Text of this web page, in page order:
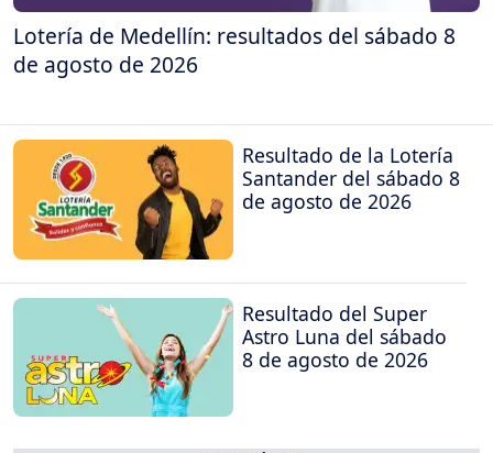
Lotería de Medellín: resultados del sábado 8
de agosto de 2026
Resultado de la Lotería
Santander del sábado 8
de agosto de 2026
Resultado del Super
Astro Luna del sábado
8 de agosto de 2026